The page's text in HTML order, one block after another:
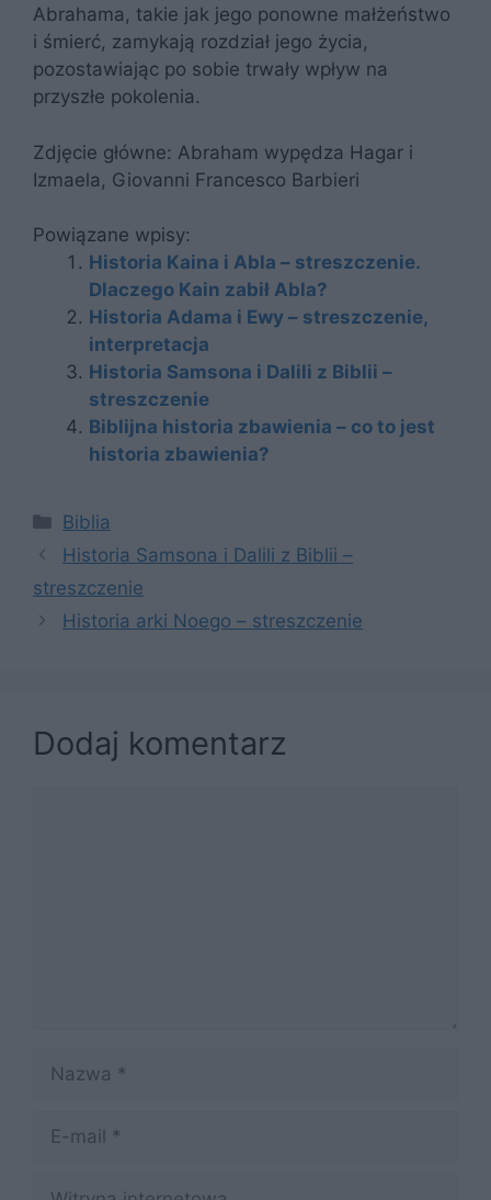
Abrahama, takie jak jego ponowne małżeństwo
i śmierć, zamykają rozdział jego życia,
pozostawiając po sobie trwały wpływ na
przyszłe pokolenia.
Zdjęcie główne: Abraham wypędza Hagar i
Izmaela, Giovanni Francesco Barbieri
Powiązane wpisy:
Historia Kaina i Abla – streszczenie.
Dlaczego Kain zabił Abla?
Historia Adama i Ewy – streszczenie,
interpretacja
Historia Samsona i Dalili z Biblii –
streszczenie
Biblijna historia zbawienia – co to jest
historia zbawienia?
Kategorie
Biblia
Historia Samsona i Dalili z Biblii –
streszczenie
Historia arki Noego – streszczenie
Dodaj komentarz